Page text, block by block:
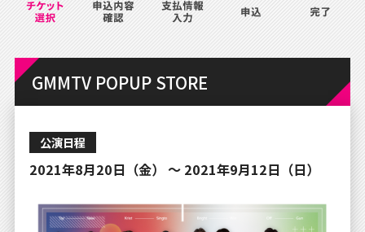
GMMTV POPUP STORE
公演日程
2021年8月20日（金） 〜 2021年9月12日（日）